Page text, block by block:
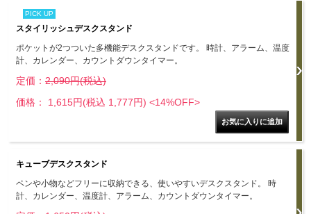
PICK UP
スタイリッシュデスクスタンド
ポケットが2つついた多機能デスクスタンドです。 時計、アラーム、温度
計、カレンダー、カウントダウンタイマー。
定価： 2,090円(税込)
価格： 1,615円(税込 1,777円) <14%OFF>
キューブデスクスタンド
ペンや小物などフリーに収納できる、使いやすいデスクスタンド。 時
計、カレンダー、温度計、アラーム、カウントダウンタイマー。